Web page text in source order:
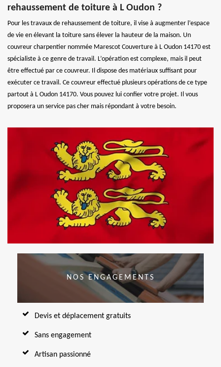
rehaussement de toiture à L Oudon ?
Pour les travaux de rehaussement de toiture, il vise à augmenter l’espace
de vie en élevant la toiture sans élever la hauteur de la maison. Un
couvreur charpentier nommée Marescot Couverture à L Oudon 14170 est
spécialiste à ce genre de travail. L’opération est complexe, mais il peut
être effectué par ce couvreur. Il dispose des matériaux suffisant pour
exécuter ce travail. Ce couvreur effectué plusieurs opérations de ce type
partout à L Oudon 14170. Vous pouvez lui confier votre projet. Il vous
proposera un service pas cher mais répondant à votre besoin.
NOS ENGAGEMENTS
Devis et déplacement gratuits
Sans engagement
Artisan passionné